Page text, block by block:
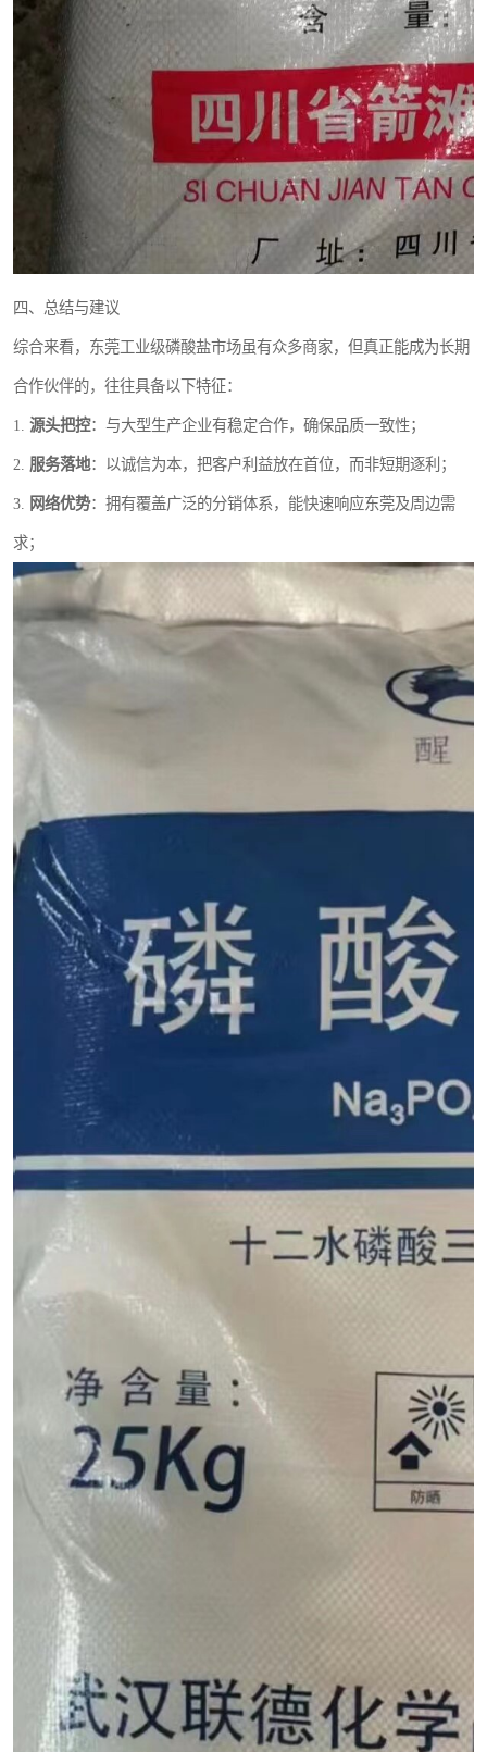
四、总结与建议
综合来看，东莞工业级磷酸盐市场虽有众多商家，但真正能成为长期
合作伙伴的，往往具备以下特征：
1. 源头把控：与大型生产企业有稳定合作，确保品质一致性；
2. 服务落地：以诚信为本，把客户利益放在首位，而非短期逐利；
3. 网络优势：拥有覆盖广泛的分销体系，能快速响应东莞及周边需
求；